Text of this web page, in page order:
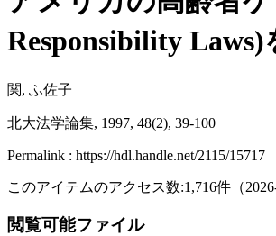
Responsibility Laws)
関, ふ佐子
北大法学論集, 1997, 48(2), 39-100
Permalink : https://hdl.handle.net/2115/15717
このアイテムのアクセス数:1,716件 （
閲覧可能ファイル